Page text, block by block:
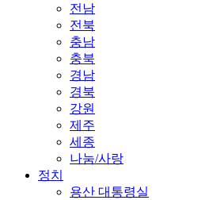
전남
전북
충남
충북
경남
경북
강원
제주
세종
나눔/사랑
정치
용산 대통령실